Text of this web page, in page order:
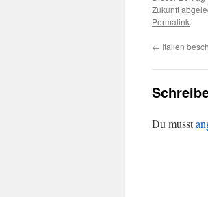
Zukunft
Permalink.
← Italien
Du musst